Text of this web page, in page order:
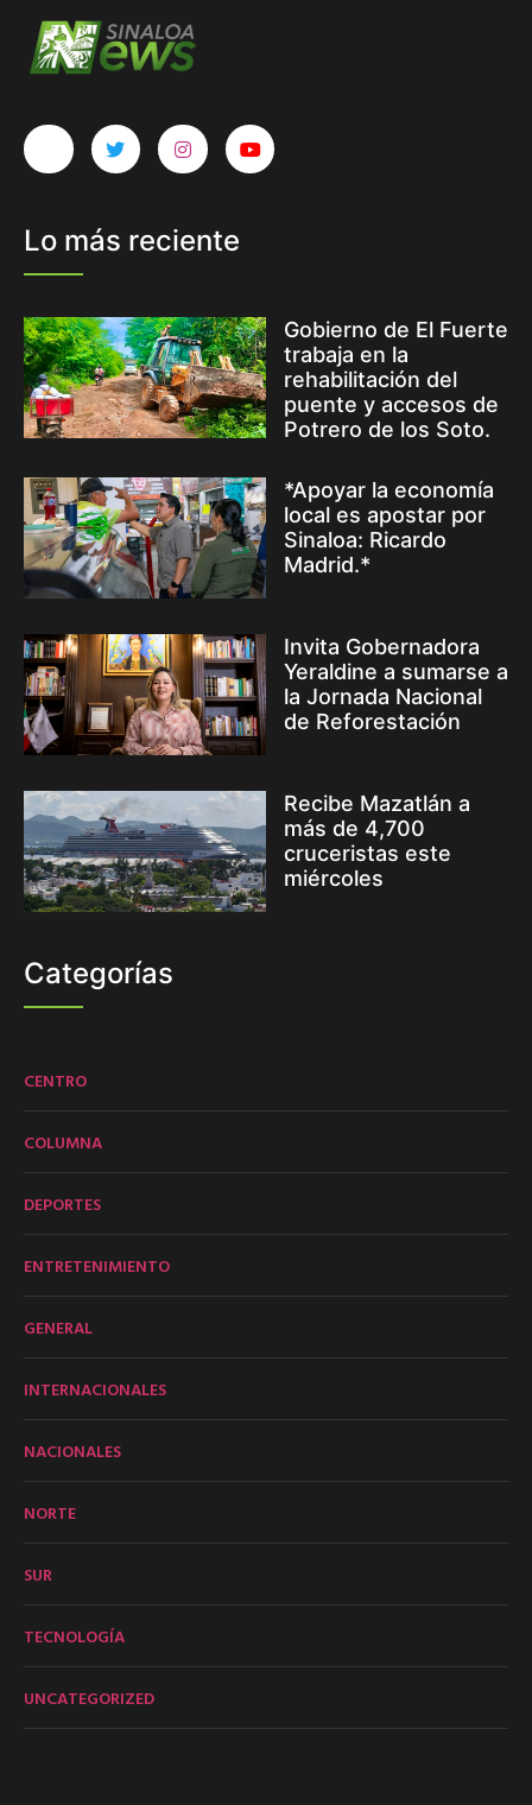
Lo más reciente
Gobierno de El Fuerte
trabaja en la
rehabilitación del
puente y accesos de
Potrero de los Soto.
*Apoyar la economía
local es apostar por
Sinaloa: Ricardo
Madrid.*
Invita Gobernadora
Yeraldine a sumarse a
la Jornada Nacional
de Reforestación
Recibe Mazatlán a
más de 4,700
cruceristas este
miércoles
Categorías
CENTRO
COLUMNA
DEPORTES
ENTRETENIMIENTO
GENERAL
INTERNACIONALES
NACIONALES
NORTE
SUR
TECNOLOGÍA
UNCATEGORIZED